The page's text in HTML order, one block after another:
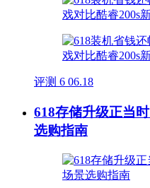
评测 6 06.18
618存储升级正当
选购指南